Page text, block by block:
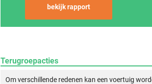
bekijk rapport
Terugroepacties
Om verschillende redenen kan een voertuig